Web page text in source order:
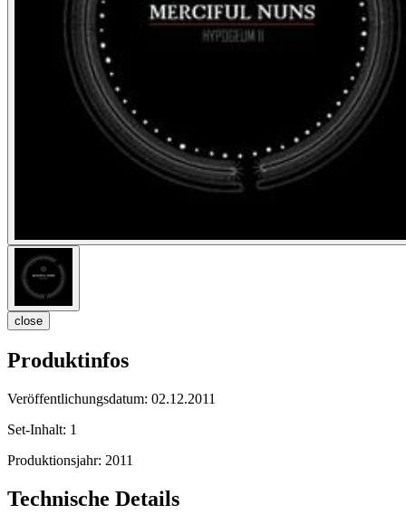
close
Produktinfos
Veröffentlichungsdatum: 02.12.2011
Set-Inhalt: 1
Produktionsjahr: 2011
Technische Details